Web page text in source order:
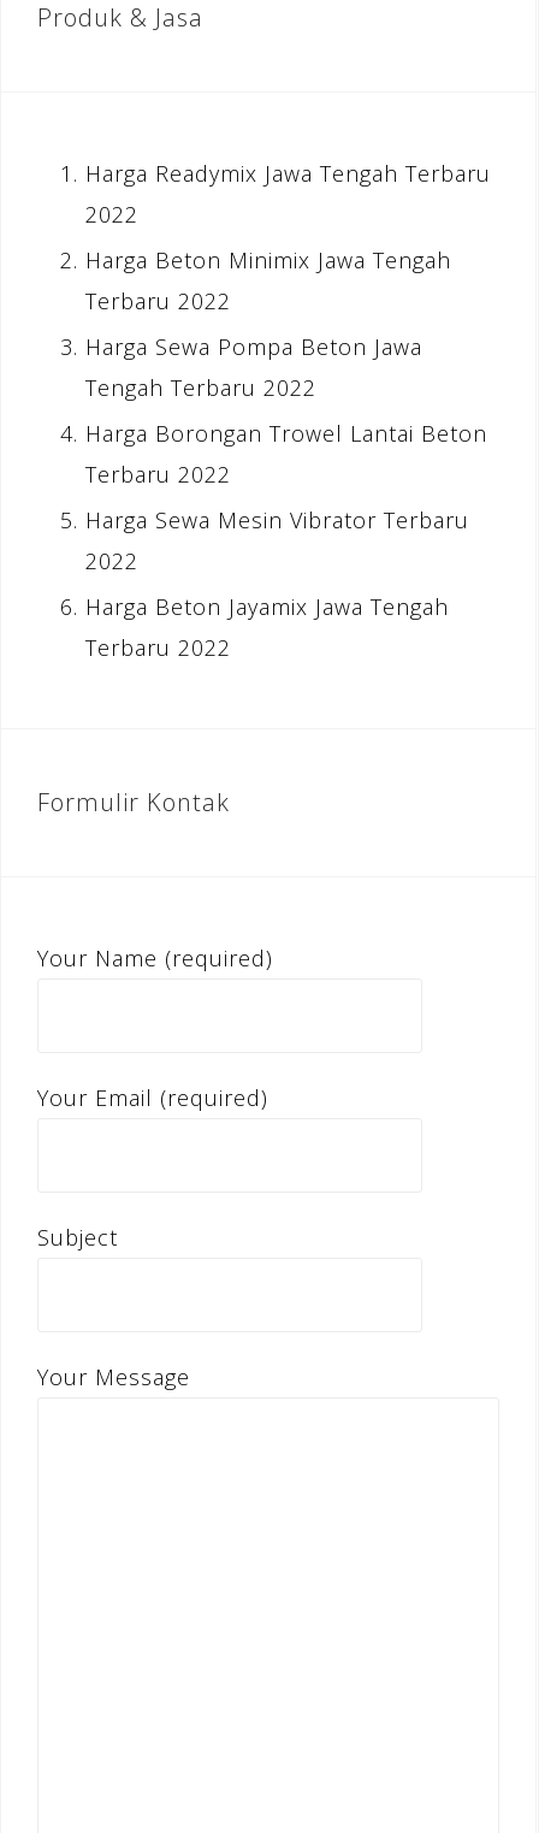
Produk & Jasa
Harga Readymix Jawa Tengah Terbaru
2022
Harga Beton Minimix Jawa Tengah
Terbaru 2022
Harga Sewa Pompa Beton Jawa
Tengah Terbaru 2022
Harga Borongan Trowel Lantai Beton
Terbaru 2022
Harga Sewa Mesin Vibrator Terbaru
2022
Harga Beton Jayamix Jawa Tengah
Terbaru 2022
Formulir Kontak
Your Name (required)
Your Email (required)
Subject
Your Message